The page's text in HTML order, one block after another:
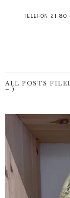
TELEFON 21
ALL POSTS
– )